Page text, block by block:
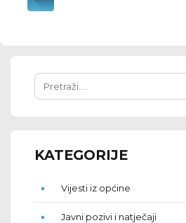
KATEGORIJE
Vijesti iz općine
Javni pozivi i natječaji